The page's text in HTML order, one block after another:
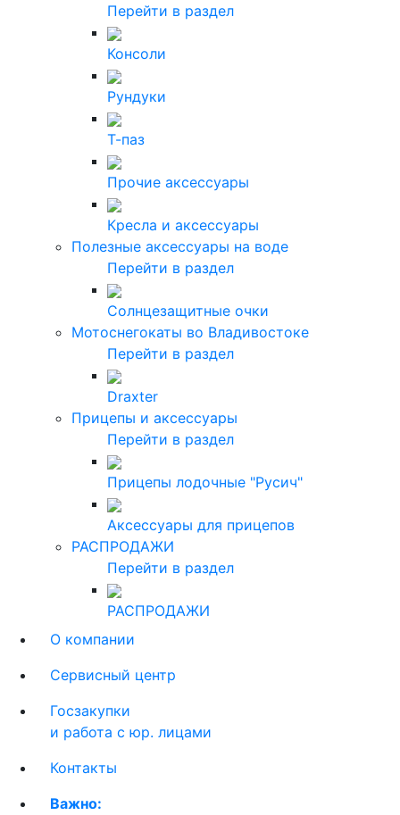
Перейти в раздел
Консоли
Рундуки
Т-паз
Прочие аксессуары
Кресла и аксессуары
Полезные аксессуары на воде
Перейти в раздел
Солнцезащитные очки
Мотоснегокаты во Владивостоке
Перейти в раздел
Draxter
Прицепы и аксессуары
Перейти в раздел
Прицепы лодочные "Русич"
Аксессуары для прицепов
РАСПРОДАЖИ
Перейти в раздел
РАСПРОДАЖИ
О компании
Сервисный центр
Госзакупки
и работа с юр. лицами
Контакты
Важно: